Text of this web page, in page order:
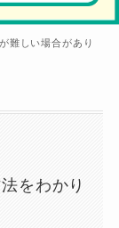
難しい場合があり
をわかり